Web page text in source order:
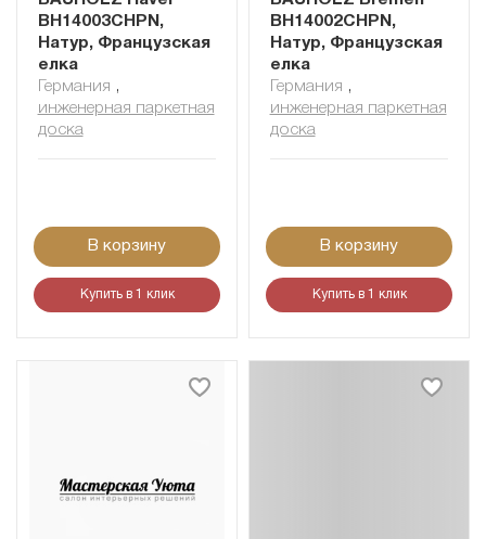
BH14003CHPN,
Натур, Французская
елка
Германия ,
инженерная паркетная
доска
В корзину
Купить в 1 клик
BH14002CHPN,
Натур, Французская
елка
Германия ,
инженерная паркетная
доска
В корзину
Купить в 1 клик